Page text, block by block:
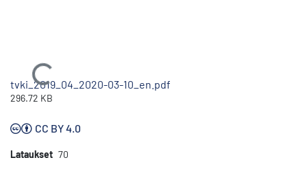
Ladataan...
tvki_2019_04_2020-03-10_en.pdf
296.72 KB
CC BY 4.0
Lataukset 70